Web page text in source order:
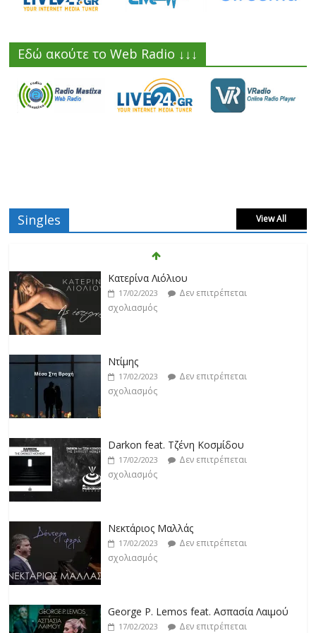
Εδώ ακούτε το Web Radio ↓↓↓
Singles View All
Κατερίνα Λιόλιου
17/02/2023
Δεν επιτρέπεται
σχολιασμός
Ντίμης
17/02/2023
Δεν επιτρέπεται
σχολιασμός
Darkon feat. Τζένη Κοσμίδου
17/02/2023
Δεν επιτρέπεται
σχολιασμός
Νεκτάριος Μαλλάς
17/02/2023
Δεν επιτρέπεται
σχολιασμός
George P. Lemos feat. Ασπασία Λαιμού
17/02/2023
Δεν επιτρέπεται